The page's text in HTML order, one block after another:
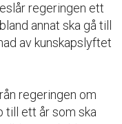
regeringen ett
annat ska gå till
av kunskapslyftet
regeringen om
till ett år som ska